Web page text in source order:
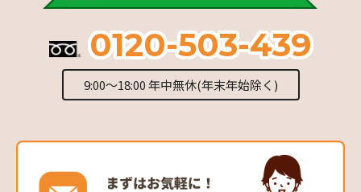
0120-503-439
9:00～18:00 年中無休(年末年始除く)